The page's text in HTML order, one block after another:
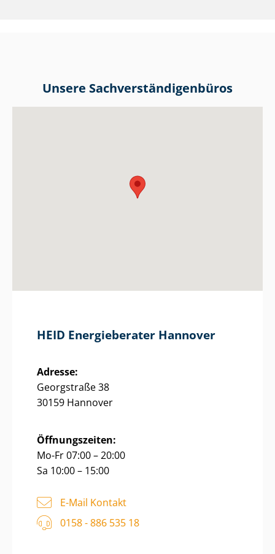
Unsere Sach­ver­stän­di­gen­bü­ros
HEID Energieberater Hannover
Adresse:
Georgstraße 38
30159 Hannover
Öffnungszeiten:
Mo-Fr 07:00 – 20:00
Sa 10:00 – 15:00
E-Mail Kontakt
0158 - 886 535 18